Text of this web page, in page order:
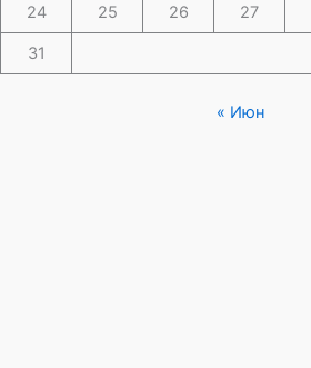
24 25 26 27
31
« Июн